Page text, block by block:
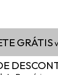
GRÁTIS